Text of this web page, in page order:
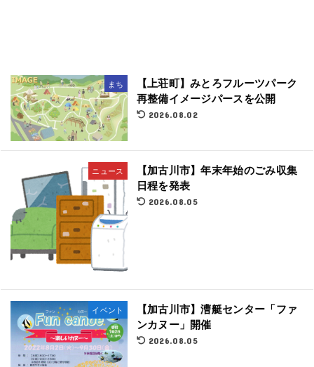
まち
【上荘町】みとろフルーツパーク
再整備イメージパースを公開
2026.08.02
ニュース
【加古川市】年末年始のごみ収集
日程を発表
2026.08.05
イベント
【加古川市】漕艇センター「ファ
ンカヌー」開催
2026.08.05